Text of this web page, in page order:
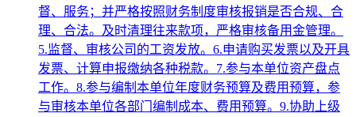
督、服务；并严格按照财务制度审核报销是否合规、合
理、合法。及时清理往来款项，严格审核备用金管理。
5.监督、审核公司的工资发放。6.申请购买发票以及开具
发票、计算申报缴纳各种税款。7.参与本单位资产盘点
工作。8.参与编制本单位年度财务预算及费用预算，参
与审核本单位各部门编制成本、费用预算。9.协助上级